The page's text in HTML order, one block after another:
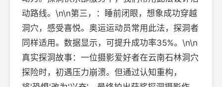
动路线。\n\n第三，：睡前闭眼，想象成功穿越
洞穴，感受喜悦。奥运运动员常用此法，探洞者
同样适用。数据显示，可提升成功率35%。\n\n
真实探洞故事：一位摄影爱好者在云南石林洞穴
探险时，初遇压力崩溃。但通过认知重构，